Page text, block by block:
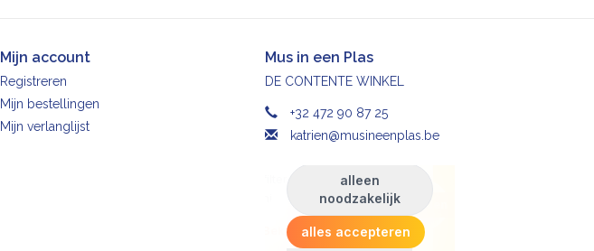
Mijn account
Registreren
Mijn bestellingen
Mijn verlanglijst
Mus in een Plas
DE CONTENTE WINKEL
+32 472 90 87 25
katrien@musineenplas.be